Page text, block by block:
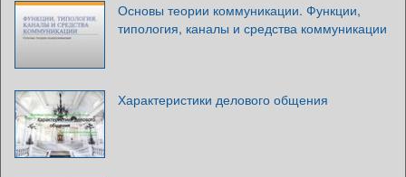
Основы теории коммуникации. Функции,
типология, каналы и средства коммуникации
Характеристики делового общения